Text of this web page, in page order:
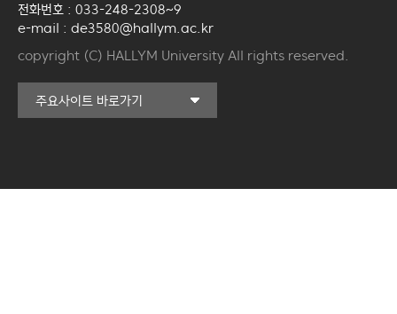
전화번호 : 033-248-2308~9
e-mail : de3580@hallym.ac.kr
copyright (C) HALLYM University All rights reserved.
주요사이트 바로가기
커뮤니티교육원
국제학생증신청